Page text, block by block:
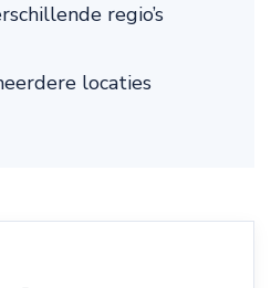
regio’s
locaties